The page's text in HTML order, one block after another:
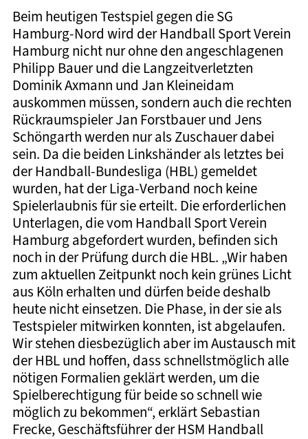
Beim heutigen Testspiel gegen die SG
Hamburg-Nord wird der Handball Sport Verein
Hamburg nicht nur ohne den angeschlagenen
Philipp Bauer und die Langzeitverletzten
Dominik Axmann und Jan Kleineidam
auskommen müssen, sondern auch die rechten
Rückraumspieler Jan Forstbauer und Jens
Schöngarth werden nur als Zuschauer dabei
sein. Da die beiden Linkshänder als letztes bei
der Handball-Bundesliga (HBL) gemeldet
wurden, hat der Liga-Verband noch keine
Spielerlaubnis für sie erteilt. Die erforderlichen
Unterlagen, die vom Handball Sport Verein
Hamburg abgefordert wurden, befinden sich
noch in der Prüfung durch die HBL. „Wir haben
zum aktuellen Zeitpunkt noch kein grünes Licht
aus Köln erhalten und dürfen beide deshalb
heute nicht einsetzen. Die Phase, in der sie als
Testspieler mitwirken konnten, ist abgelaufen.
Wir stehen diesbezüglich aber im Austausch mit
der HBL und hoffen, dass schnellstmöglich alle
nötigen Formalien geklärt werden, um die
Spielberechtigung für beide so schnell wie
möglich zu bekommen“, erklärt Sebastian
Frecke, Geschäftsführer der HSM Handball